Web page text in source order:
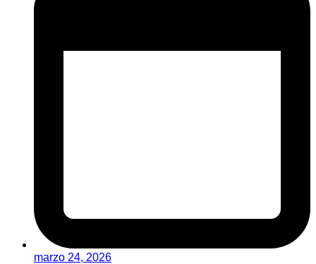
marzo 24, 2026